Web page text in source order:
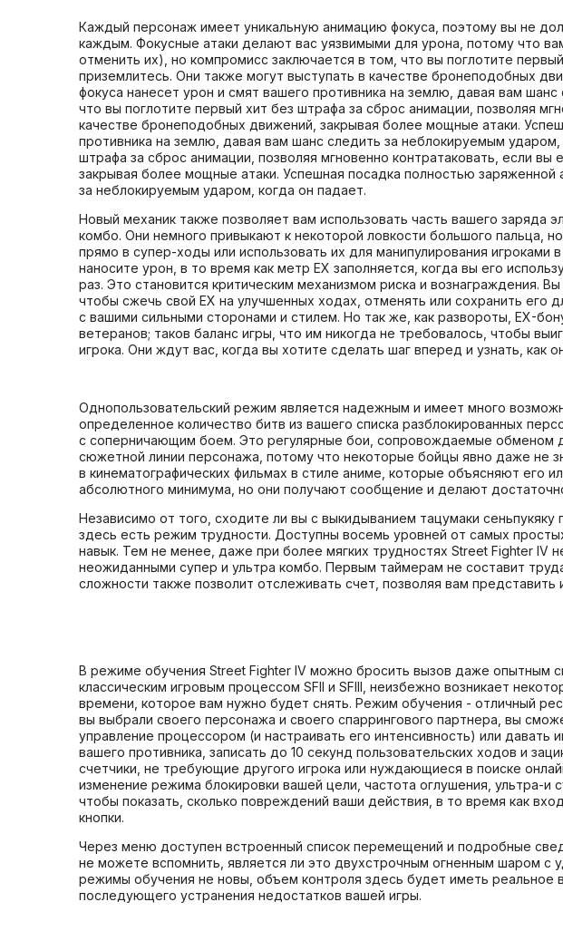
Каждый персонаж имеет уникальную анимацию фокуса, поэтому вы не
каждым. Фокусные атаки делают вас уязвимыми для урона, потому что
отменить их), но компромисс заключается в том, что вы поглотите
приземлитесь. Они также могут выступать в качестве бронеподобных
фокуса нанесет урон и смят вашего противника на землю, давая вам
что вы поглотите первый хит без штрафа за сброс анимации, позволяя
качестве бронеподобных движений, закрывая более мощные атаки.
противника на землю, давая вам шанс следить за неблокируемым
штрафа за сброс анимации, позволяя мгновенно контратаковать, если
закрывая более мощные атаки. Успешная посадка полностью
за неблокируемым ударом, когда он падает.
Новый механик также позволяет вам использовать часть вашего заряда
комбо. Они немного привыкают к некоторой ловкости большого пальца,
прямо в супер-ходы или использовать их для манипулирования
наносите урон, в то время как метр EX заполняется, когда вы его
раз. Это становится критическим механизмом риска и вознаграждения.
чтобы сжечь свой EX на улучшенных ходах, отменять или сохранить его
с вашими сильными сторонами и стилем. Но так же, как развороты, EX-
ветеранов; таков баланс игры, что им никогда не требовалось, чтобы
игрока. Они ждут вас, когда вы хотите сделать шаг вперед и узнать,
Однопользовательский режим является надежным и имеет много
определенное количество битв из вашего списка разблокированных
с соперничающим боем. Это регулярные бои, сопровождаемые обменом
сюжетной линии персонажа, потому что некоторые бойцы явно даже не
в кинематографических фильмах в стиле аниме, которые объясняют
абсолютного минимума, но они получают сообщение и делают
Независимо от того, сходите ли вы с выкидыванием тацумаки
здесь есть режим трудности. Доступны восемь уровней от самых
навык. Тем не менее, даже при более мягких трудностях Street Fighter
неожиданными супер и ультра комбо. Первым таймерам не составит
сложности также позволит отслеживать счет, позволяя вам представить
В режиме обучения Street Fighter IV можно бросить вызов даже опытным
классическим игровым процессом SFII и SFIII, неизбежно возникает
времени, которое вам нужно будет снять. Режим обучения - отличный
вы выбрали своего персонажа и своего спаррингового партнера, вы
управление процессором (и настраивать его интенсивность) или
вашего противника, записать до 10 секунд пользовательских ходов и
счетчики, не требующие другого игрока или нуждающиеся в поиске
изменение режима блокировки вашей цели, частота оглушения, ультра-
чтобы показать, сколько повреждений ваши действия, в то время как
кнопки.
Через меню доступен встроенный список перемещений и подробные
не можете вспомнить, является ли это двухстрочным огненным шаром с
режимы обучения не новы, объем контроля здесь будет иметь реальное
последующего устранения недостатков вашей игры.